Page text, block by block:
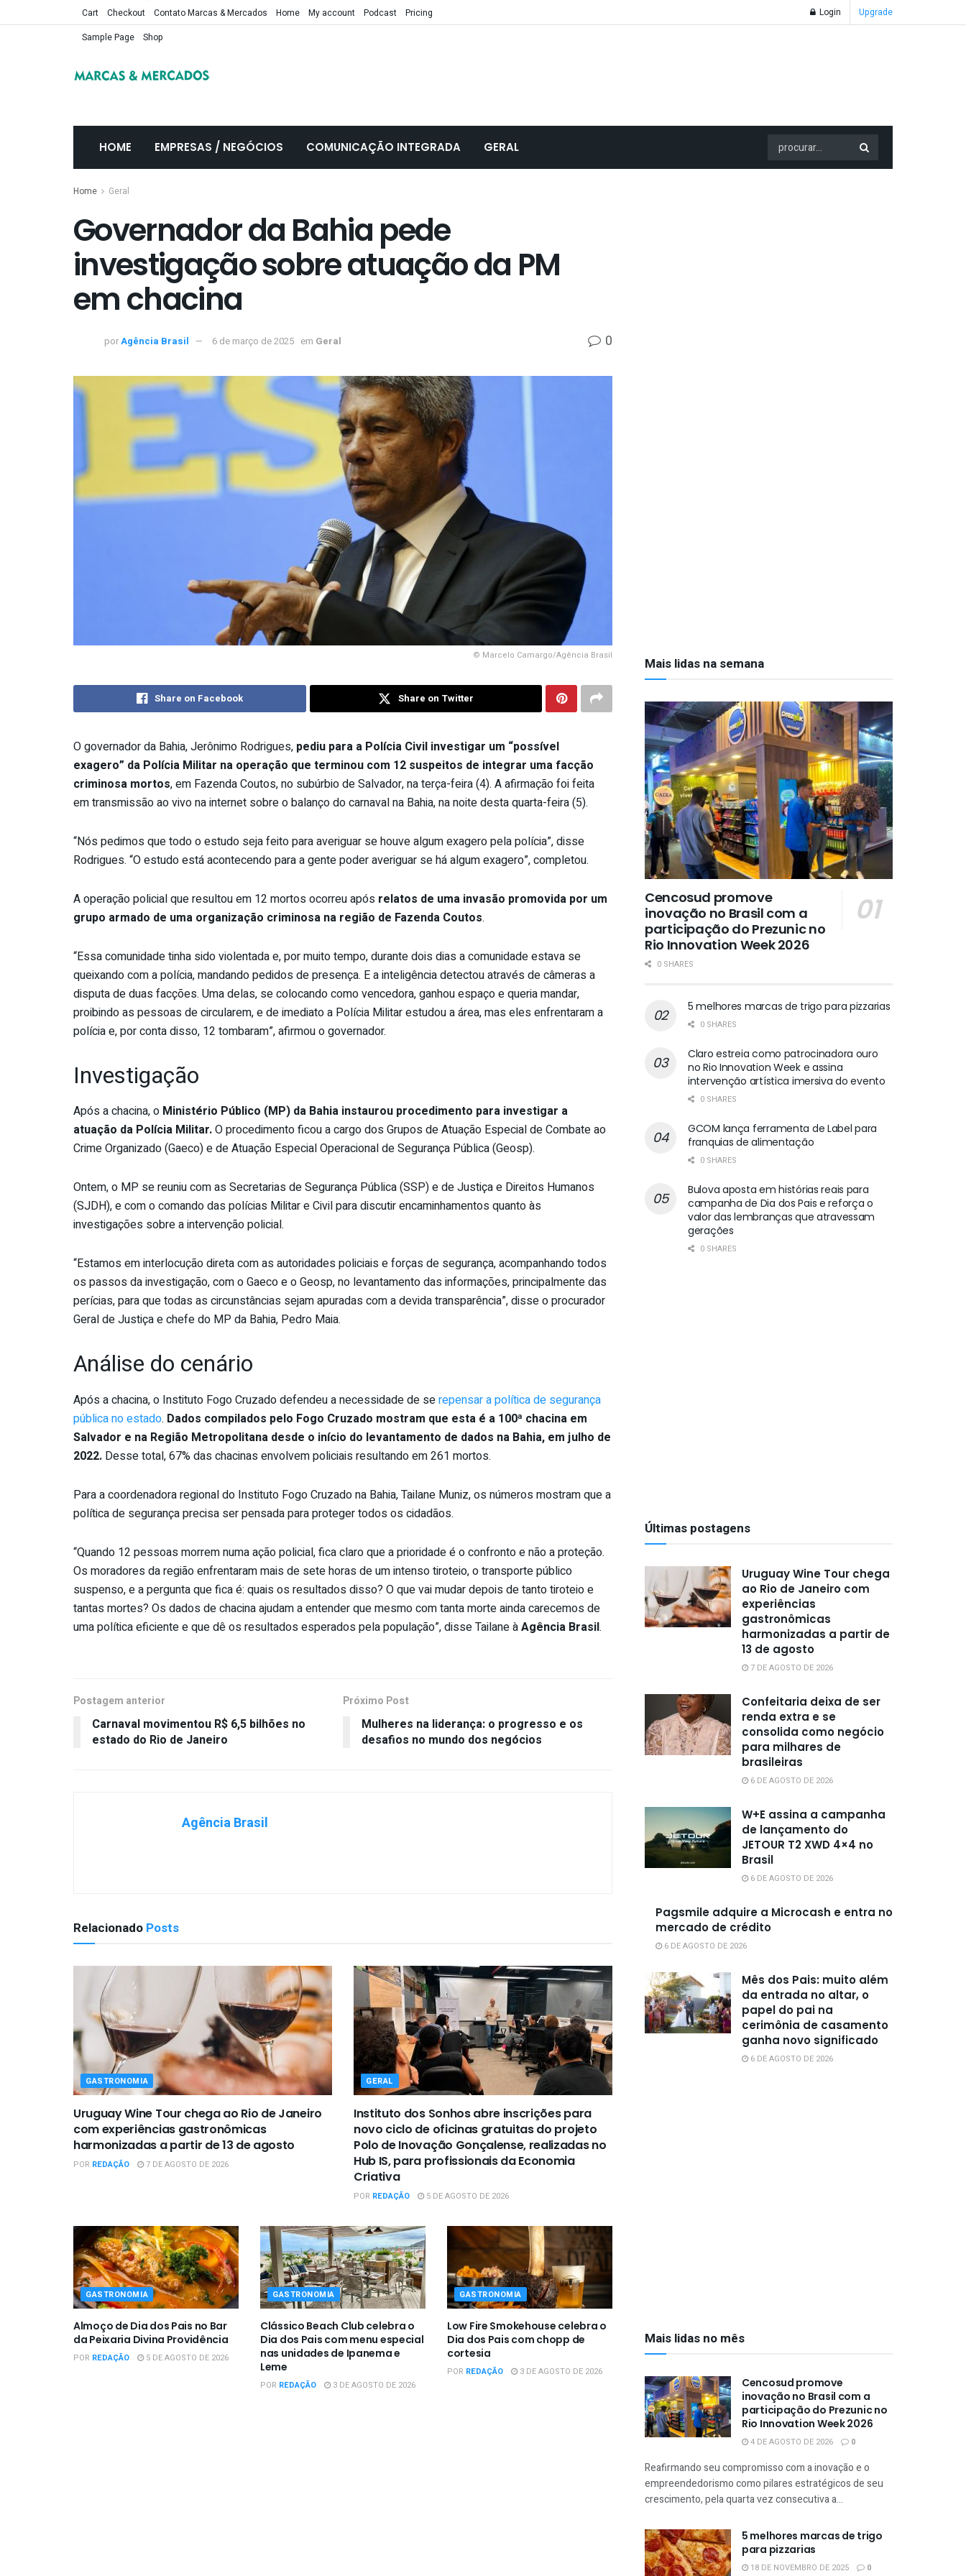
Cart Checkout Contato Marcas & Mercados Home My account Podcast
Pricing
Sample Page
Shop
Login Upgrade
HOME EMPRESAS / NEGÓCIOS COMUNICAÇÃO INTEGRADA GERAL
Home Geral
Governador da Bahia pede
investigação sobre atuação da PM
em chacina
porAgência Brasil 6 de março de 2025 em Geral 0
© Marcelo Camargo/Agência Brasil
Share on Facebook Share on Twitter
O governador da Bahia, Jerônimo Rodrigues, pediu para a Polícia Civil investigar um “possível
exagero” da Polícia Militar na operação que terminou com 12 suspeitos de integrar uma facção
criminosa mortos, em Fazenda Coutos, no subúrbio de Salvador, na terça-feira (4). A afirmação foi feita
em transmissão ao vivo na internet sobre o balanço do carnaval na Bahia, na noite desta quarta-feira (5).
“Nós pedimos que todo o estudo seja feito para averiguar se houve algum exagero pela polícia”, disse
Rodrigues. “O estudo está acontecendo para a gente poder averiguar se há algum exagero”, completou.
A operação policial que resultou em 12 mortos ocorreu após relatos de uma invasão promovida por um
grupo armado de uma organização criminosa na região de Fazenda Coutos.
“Essa comunidade tinha sido violentada e, por muito tempo, durante dois dias a comunidade estava se
queixando com a polícia, mandando pedidos de presença. E a inteligência detectou através de câmeras a
disputa de duas facções. Uma delas, se colocando como vencedora, ganhou espaço e queria mandar,
proibindo as pessoas de circularem, e de imediato a Polícia Militar estudou a área, mas eles enfrentaram a
polícia e, por conta disso, 12 tombaram”, afirmou o governador.
Investigação
Após a chacina, o Ministério Público (MP) da Bahia instaurou procedimento para investigar a
atuação da Polícia Militar.O procedimento ficou a cargo dos Grupos de Atuação Especial de Combate ao
Crime Organizado (Gaeco) e de Atuação Especial Operacional de Segurança Pública (Geosp).
Ontem, o MP se reuniu com as Secretarias de Segurança Pública (SSP) e de Justiça e Direitos Humanos
(SJDH), e com o comando das polícias Militar e Civil para discutir encaminhamentos quanto às
investigações sobre a intervenção policial.
“Estamos em interlocução direta com as autoridades policiais e forças de segurança, acompanhando todos
os passos da investigação, com o Gaeco e o Geosp, no levantamento das informações, principalmente das
perícias, para que todas as circunstâncias sejam apuradas com a devida transparência”, disse o procurador
Geral de Justiça e chefe do MP da Bahia, Pedro Maia.
Análise do cenário
Após a chacina, o Instituto Fogo Cruzado defendeu a necessidade de serepensar a política de segurança
pública no estado. Dados compilados pelo Fogo Cruzado mostram que esta é a 100ª chacina em
Salvador e na Região Metropolitana desde o início do levantamento de dados na Bahia, em julho de
2022. Desse total, 67% das chacinas envolvem policiais resultando em 261 mortos.
Para a coordenadora regional do Instituto Fogo Cruzado na Bahia, Tailane Muniz, os números mostram que a
política de segurança precisa ser pensada para proteger todos os cidadãos.
“Quando 12 pessoas morrem numa ação policial, fica claro que a prioridade é o confronto e não a proteção.
Os moradores da região enfrentaram mais de sete horas de um intenso tiroteio, o transporte público
suspenso, e a pergunta que fica é: quais os resultados disso? O que vai mudar depois de tanto tiroteio e
tantas mortes? Os dados de chacina ajudam a entender que mesmo com tanta morte ainda carecemos de
uma política eficiente e que dê os resultados esperados pela população”, disse Tailane àAgência Brasil.
Postagem anterior
Carnaval movimentou R$ 6,5 bilhões no
estado do Rio de Janeiro
Próximo Post
Mulheres na liderança: o progresso e os
desafios no mundo dos negócios
Agência Brasil
Relacionado Posts
GASTRONOMIA
Uruguay Wine Tour chega ao Rio de Janeiro
com experiências gastronômicas
harmonizadas a partir de 13 de agosto
POR REDAÇÃO 7 DE AGOSTO DE 2026
GERAL
Instituto dos Sonhos abre inscrições para
novo ciclo de oficinas gratuitas do projeto
Polo de Inovação Gonçalense, realizadas no
Hub IS, para profissionais da Economia
Criativa
POR REDAÇÃO 5 DE AGOSTO DE 2026
GASTRONOMIA
Almoço de Dia dos Pais no Bar
da Peixaria Divina Providência
POR REDAÇÃO 5 DE AGOSTO DE 2026
GASTRONOMIA
Clássico Beach Club celebra o
Dia dos Pais com menu especial
nas unidades de Ipanema e
Leme
POR REDAÇÃO 3 DE AGOSTO DE 2026
GASTRONOMIA
Low Fire Smokehouse celebra o
Dia dos Pais com chopp de
cortesia
POR REDAÇÃO 3 DE AGOSTO DE 2026
Mais lidas na semana
Cencosud promove
inovação no Brasil com a
participação do Prezunic no
Rio Innovation Week 2026
0 SHARES
5 melhores marcas de trigo para pizzarias
0 SHARES
Claro estreia como patrocinadora ouro
no Rio Innovation Week e assina
intervenção artística imersiva do evento
0 SHARES
GCOM lança ferramenta de Label para
franquias de alimentação
0 SHARES
Bulova aposta em histórias reais para
campanha de Dia dos Pais e reforça o
valor das lembranças que atravessam
gerações
0 SHARES
Últimas postagens
Uruguay Wine Tour chega
ao Rio de Janeiro com
experiências
gastronômicas
harmonizadas a partir de
13 de agosto
7 DE AGOSTO DE 2026
Confeitaria deixa de ser
renda extra e se
consolida como negócio
para milhares de
brasileiras
6 DE AGOSTO DE 2026
W+E assina a campanha
de lançamento do
JETOUR T2 XWD 4×4 no
Brasil
6 DE AGOSTO DE 2026
Pagsmile adquire a Microcash e entra no
mercado de crédito
6 DE AGOSTO DE 2026
Mês dos Pais: muito além
da entrada no altar, o
papel do pai na
cerimônia de casamento
ganha novo significado
6 DE AGOSTO DE 2026
Mais lidas no mês
Cencosud promove
inovação no Brasil com a
participação do Prezunic no
Rio Innovation Week 2026
4 DE AGOSTO DE 2026 0
Reafirmando seu compromisso com a inovação e o
empreendedorismo como pilares estratégicos de seu
crescimento, pela quarta vez consecutiva a...
5 melhores marcas de trigo
para pizzarias
18 DE NOVEMBRO DE 2025 0